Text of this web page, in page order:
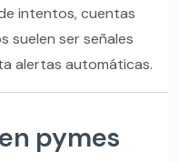
intentos, cuentas
suelen ser señales
alertas automáticas.
pymes